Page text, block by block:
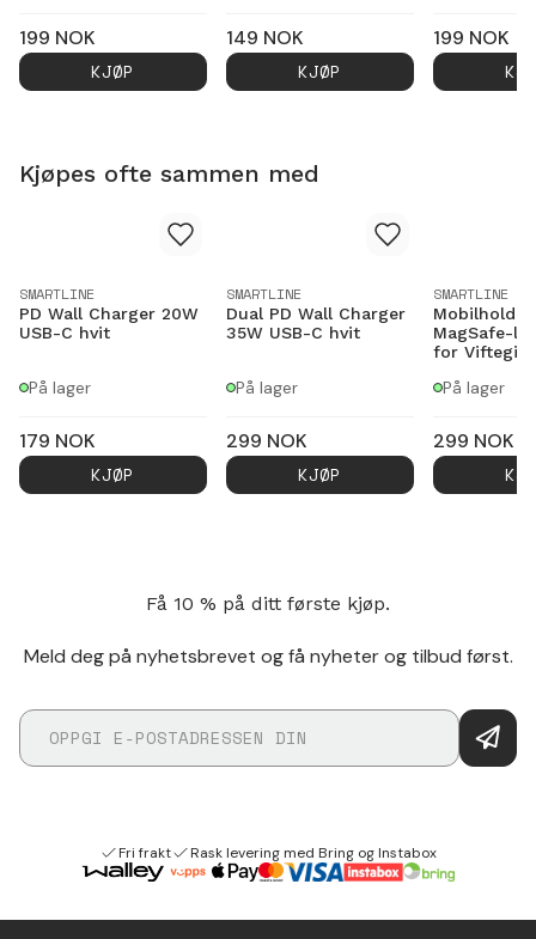
199 NOK
KJØP
149 NOK
KJØP
199 NOK
Kjøpes ofte sammen med
SMARTLINE
PD Wall Charger 20W
USB-C hvit
På lager
179 NOK
KJØP
SMARTLINE
Dual PD Wall Charger
35W USB-C hvit
På lager
299 NOK
KJØP
SMARTLINE
MagSafe-
for
På lager
299 NOK
Få 10 % på ditt første kjøp.
Meld deg på nyhetsbrevet og få nyheter og tilbud først.
Fri frakt Rask levering med Bring og Instabox